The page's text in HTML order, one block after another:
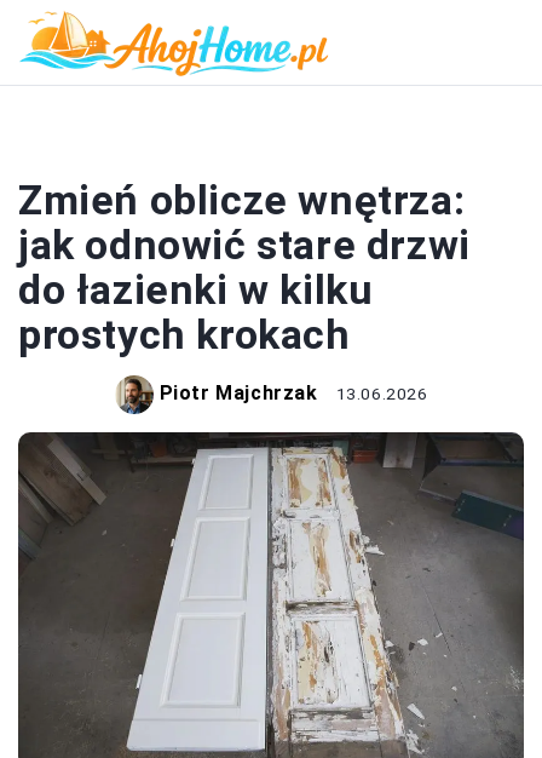
Zmień oblicze wnętrza:
jak odnowić stare drzwi
do łazienki w kilku
prostych krokach
Piotr Majchrzak 13.06.2026